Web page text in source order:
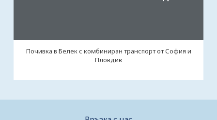
Почивка в Белек с комбиниран транспорт от София и
Пловдив